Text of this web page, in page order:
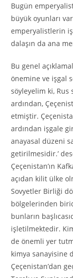
Bugün
büyük oyunları
emperyalistlerin
dalaşın da ana
Bu genel
önemine ve işgal
söyleyelim ki, Rus
ardından,
etmiştir.
ardından işgale
anayasal düzeni
getirilmesidir.’
Çeçenistan’ın
açıdan kilit ülke
Sovyetler Birliği
bölgelerinden
bunların
işletilmektedir.
de önemli yer
kimya sanayisine
Çeçenistan’dan